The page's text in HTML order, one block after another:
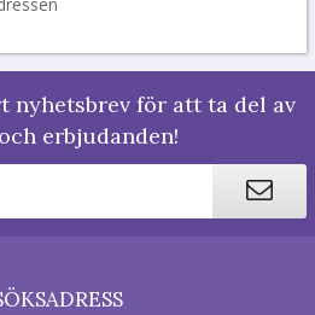
nyhetsbrev för att ta del av
erbjudanden!